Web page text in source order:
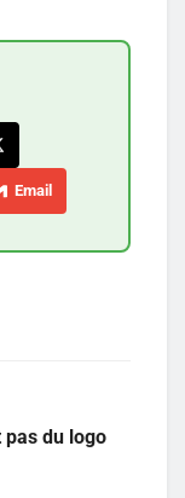
Email
pas du logo